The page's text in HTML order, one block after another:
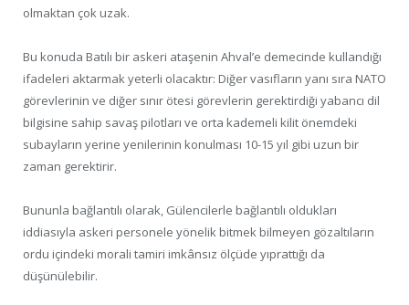
olmaktan çok uzak.
Bu konuda Batılı bir askeri ataşenin Ahval’e demecinde kullandığı
ifadeleri aktarmak yeterli olacaktır: Diğer vasıfların yanı sıra NATO
görevlerinin ve diğer sınır ötesi görevlerin gerektirdiği yabancı dil
bilgisine sahip savaş pilotları ve orta kademeli kilit önemdeki
subayların yerine yenilerinin konulması 10-15 yıl gibi uzun bir
zaman gerektirir.
Bununla bağlantılı olarak, Gülencilerle bağlantılı oldukları
iddiasıyla askeri personele yönelik bitmek bilmeyen gözaltıların
ordu içindeki morali tamiri imkânsız ölçüde yıprattığı da
düşünülebilir.